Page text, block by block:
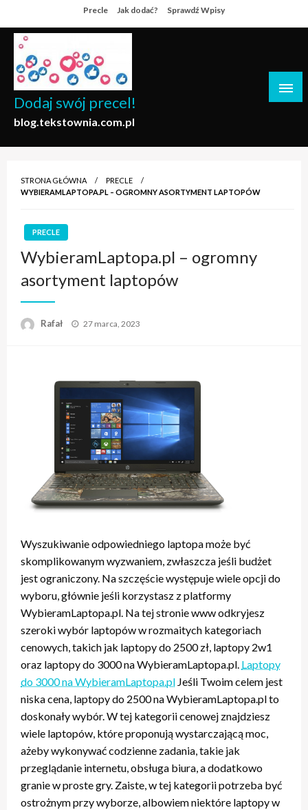
to
content
Precle Jak dodać? Sprawdź Wpisy
Dodaj swój precel!
blog.tekstownia.com.pl
STRONA GŁÓWNA
PRECLE
WYBIERAMLAPTOPA.PL – OGROMNY ASORTYMENT LAPTOPÓW
PRECLE
WybieramLaptopa.pl – ogromny
asortyment laptopów
Rafał
Opublikowane
27 marca, 2023
Wyszukiwanie odpowiedniego laptopa może być
skomplikowanym wyzwaniem, zwłaszcza jeśli budżet
jest ograniczony. Na szczęście występuje wiele opcji do
wyboru, głównie jeśli korzystasz z platformy
WybieramLaptopa.pl. Na tej stronie www odkryjesz
szeroki wybór laptopów w rozmaitych kategoriach
cenowych, takich jak laptopy do 2500 zł, laptopy 2w1
oraz laptopy do 3000 na WybieramLaptopa.pl. Laptopy
do 3000 na WybieramLaptopa.pl Jeśli Twoim celem jest
niska cena, laptopy do 2500 na WybieramLaptopa.pl to
doskonały wybór. W tej kategorii cenowej znajdziesz
wiele laptopów, które proponują wystarczającą moc,
ażeby wykonywać codzienne zadania, takie jak
przeglądanie internetu, obsługa biura, a dodatkowo
granie w proste gry. Zaiste, w tej kategorii potrzeba być
ostrożnym przy wyborze, albowiem niektóre laptopy w